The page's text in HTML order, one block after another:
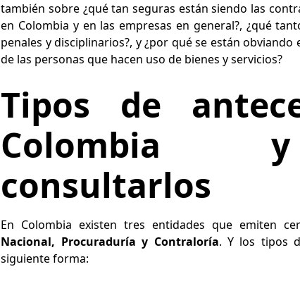
también sobre ¿qué tan seguras están siendo las
en Colombia y en las empresas en general?, ¿qué
penales y disciplinarios?, y ¿por qué se están
de las personas que hacen uso de bienes y servicios?
Tipos de
Colombia
consultarlos
En Colombia existen tres entidades que emiten
Nacional, Procuraduría y Contraloría. Y los tipos
siguiente forma: